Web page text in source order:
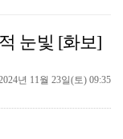
서장훈 감독 "내 능력 부족" 자책하게 만든 펜타곤과의…
대한축구협회의 '심판 성접대'…최악의 경우 런던 올림픽…
강채연, 제주삼다수 2R 깜짝 선두 도약…박민지 공동 …
눈빛 [화보]
년 11월 23일(토) 09:35